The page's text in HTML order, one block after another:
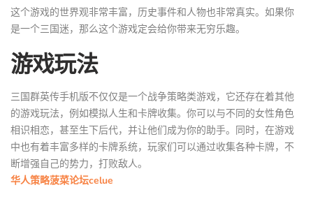
这个游戏的世界观非常丰富，历史事件和人物也非常真实。如果你
是一个三国迷，那么这个游戏定会给你带来无穷乐趣。
游戏玩法
三国群英传手机版不仅仅是一个战争策略类游戏，它还存在着其他
的游戏玩法，例如模拟人生和卡牌收集。你可以与不同的女性角色
相识相恋，甚至生下后代，并让他们成为你的助手。同时，在游戏
中也有着丰富多样的卡牌系统，玩家们可以通过收集各种卡牌，不
断增强自己的势力，打败敌人。
华人策略菠菜论坛celue